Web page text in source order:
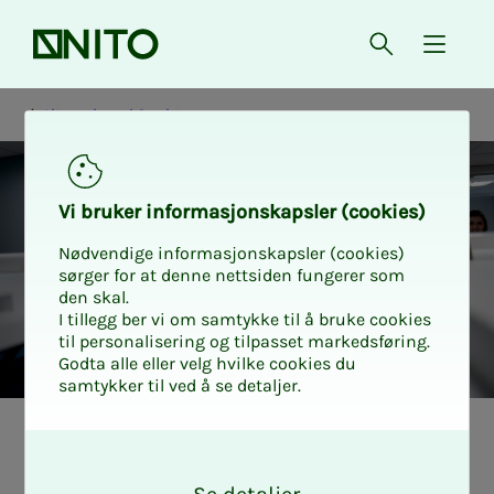
Forsiden Åpne søk
{
Alt om lønn i Spekter
Vi bru­­­ker in­­­for­­­ma­­­sjons­­­kaps­­­­­ler (cookies)
Nødvendige informasjonskapsler (cookies)
sørger for at denne nettsiden fungerer som
den skal.
I tillegg ber vi om samtykke til å bruke cookies
til personalisering og tilpasset markedsføring.
Godta alle eller velg hvilke cookies du
samtykker til ved å se detaljer.